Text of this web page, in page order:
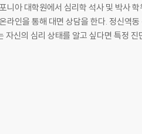
아 대학원에서 심리학 석사 및 박사
인을 통해 대면 상담을 한다. 정신역
신의 심리 상태를 알고 싶다면 특정